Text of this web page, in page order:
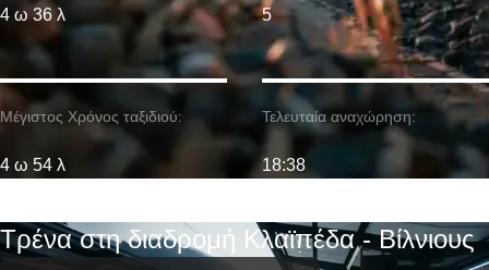
4 ω 36 λ
Μέγιστος Χρόνος ταξιδιού:
4 ω 54 λ
5
Τελευταία αναχώρηση:
18:38
Τρένα στη διαδρομή Κλαϊπέδα - Βίλνιους